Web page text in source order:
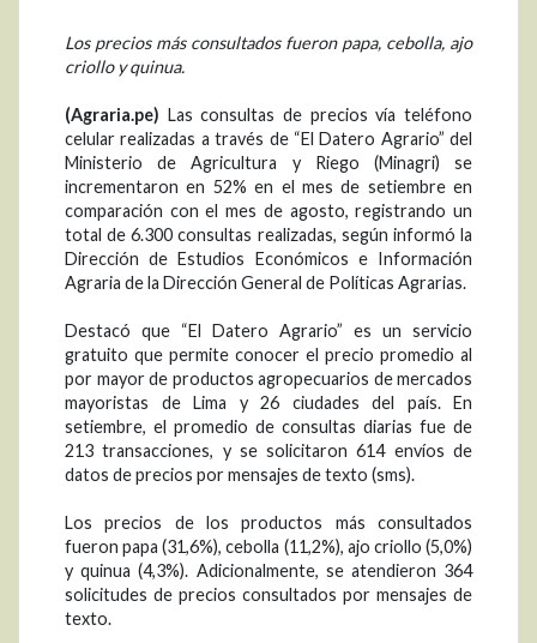
Los precios más consultados fueron papa, cebolla, ajo
criollo y quinua.
(Agraria.pe) Las consultas de precios vía teléfono
celular realizadas a través de “El Datero Agrario” del
Ministerio de Agricultura y Riego (Minagri) se
incrementaron en 52% en el mes de setiembre en
comparación con el mes de agosto, registrando un
total de 6.300 consultas realizadas, según informó la
Dirección de Estudios Económicos e Información
Agraria de la Dirección General de Políticas Agrarias.
Destacó que “El Datero Agrario” es un servicio
gratuito que permite conocer el precio promedio al
por mayor de productos agropecuarios de mercados
mayoristas de Lima y 26 ciudades del país. En
setiembre, el promedio de consultas diarias fue de
213 transacciones, y se solicitaron 614 envíos de
datos de precios por mensajes de texto (sms).
Los precios de los productos más consultados
fueron papa (31,6%), cebolla (11,2%), ajo criollo (5,0%)
y quinua (4,3%). Adicionalmente, se atendieron 364
solicitudes de precios consultados por mensajes de
texto.